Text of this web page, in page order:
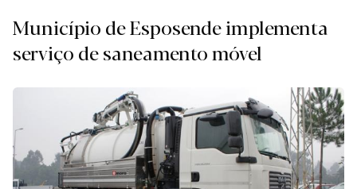
Município de Esposende implementa
serviço de saneamento móvel